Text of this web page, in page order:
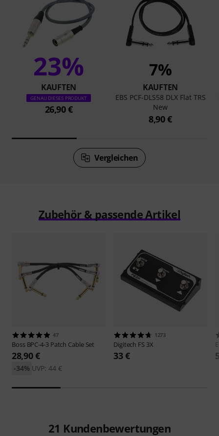
23%
KAUFTEN
GENAU DIESES PRODUKT
26,90 €
7%
KAUFTEN
EBS PCF-DLS58 DLX Flat TRS
New
8,90 €
Vergleichen
Zubehör & passende Artikel
47
Boss BPC-4-3 Patch Cable Set
28,90 €
UVP: 44 €
-34%
1273
Digitech FS 3X
33 €
21 Kundenbewertungen